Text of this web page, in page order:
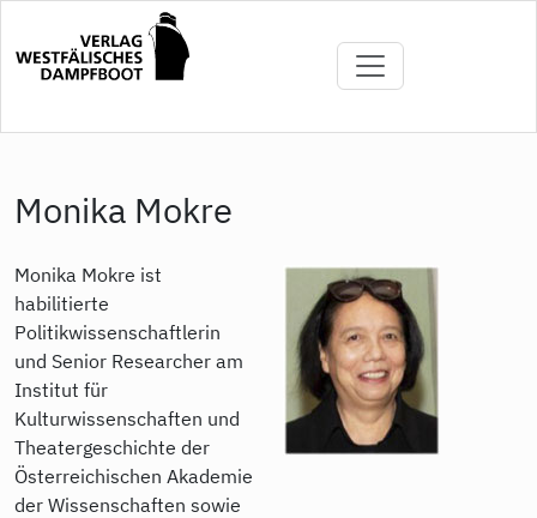
Inhalt
Monika Mokre
Monika Mokre ist
habilitierte
Politikwissenschaftlerin
und Senior Researcher am
Institut für
Kulturwissenschaften und
Theatergeschichte der
Österreichischen Akademie
der Wissenschaften sowie